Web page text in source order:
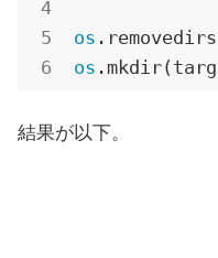
os
os
結果が以下。